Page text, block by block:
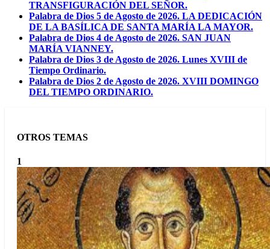
TRANSFIGURACIÓN DEL SEÑOR.
Palabra de Dios 5 de Agosto de 2026. LA DEDICACIÓN
DE LA BASÍLICA DE SANTA MARÍA LA MAYOR.
Palabra de Dios 4 de Agosto de 2026. SAN JUAN
MARÍA VIANNEY.
Palabra de Dios 3 de Agosto de 2026. Lunes XVIII de
Tiempo Ordinario.
Palabra de Dios 2 de Agosto de 2026. XVIII DOMINGO
DEL TIEMPO ORDINARIO.
OTROS TEMAS
1